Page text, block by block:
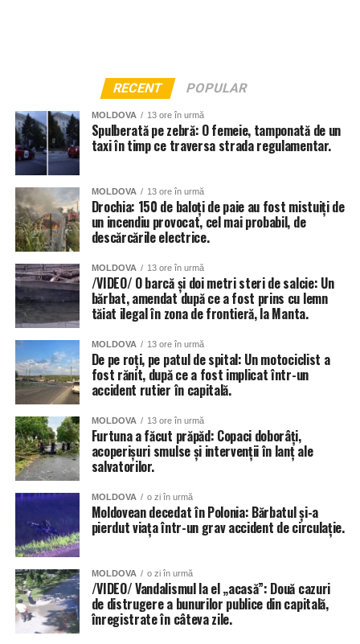
RECENT POPULAR
MOLDOVA 13 ore în urmă
Spulberată pe zebră: O femeie, tamponată de un
taxi în timp ce traversa strada regulamentar.
MOLDOVA 13 ore în urmă
Drochia: 150 de baloți de paie au fost mistuiți de
un incendiu provocat, cel mai probabil, de
descărcările electrice.
MOLDOVA 13 ore în urmă
/VIDEO/ O barcă și doi metri steri de salcie: Un
bărbat, amendat după ce a fost prins cu lemn
tăiat ilegal în zona de frontieră, la Manta.
MOLDOVA 13 ore în urmă
De pe roți, pe patul de spital: Un motociclist a
fost rănit, după ce a fost implicat într-un
accident rutier în capitală.
MOLDOVA 13 ore în urmă
Furtuna a făcut prăpăd: Copaci doborâți,
acoperișuri smulse și intervenții în lanț ale
salvatorilor.
MOLDOVA o zi în urmă
Moldovean decedat în Polonia: Bărbatul și-a
pierdut viața într-un grav accident de circulație.
MOLDOVA o zi în urmă
/VIDEO/ Vandalismul la el „acasă”: Două cazuri
de distrugere a bunurilor publice din capitală,
înregistrate în câteva zile.